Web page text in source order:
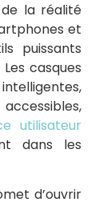
la réalité
et
puissants
casques
utilisateur
dans les
d’ouvrir